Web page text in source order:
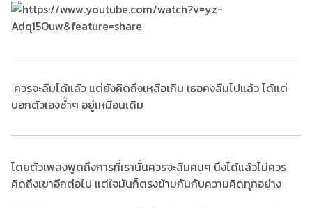
ควรจะลืมได้แล้ว แต่ยังคิดถึงเหลือเกิน เธอคงลืมไปแล้ว ได้แต่
บอกตัวเองซ้ำๆ อยู่เหมือนเดิม
โดยตัวเพลงพูดถึงการที่เรานั้นควรจะลืมคนๆ นึงได้แล้วไม่ควร
คิดถึงเขาอีกต่อไป แต่ใจมันก็ตรงข้ามกันกับความคิดทุกอย่าง